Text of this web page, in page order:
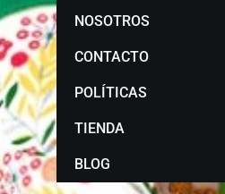
NOSOTROS
CONTACTO
POLÍTICAS
TIENDA
BLOG